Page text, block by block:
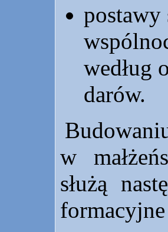
postawy
według
darów.
w
służą